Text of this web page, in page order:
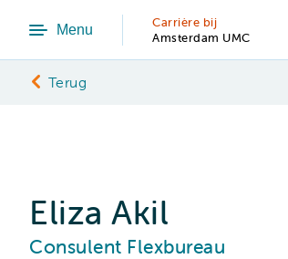
Menu
Carrière bij
Amsterdam UMC
Terug
Eliza Akil
Consulent Flexbureau